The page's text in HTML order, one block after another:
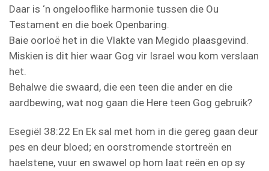
Daar is ‘n ongelooflike harmonie tussen die Ou
Testament en die boek Openbaring.
Baie oorloë het in die Vlakte van Megido plaasgevind.
Miskien is dit hier waar Gog vir Israel wou kom verslaan
het.
Behalwe die swaard, die een teen die ander en die
aardbewing, wat nog gaan die Here teen Gog gebruik?
Esegiël 38:22 En Ek sal met hom in die gereg gaan deur
pes en deur bloed; en oorstromende stortreën en
haelstene, vuur en swawel op hom laat reën en op sy